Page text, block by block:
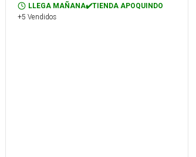
LLEGA MAÑANA✔️TIENDA APOQUINDO
+5 Vendidos